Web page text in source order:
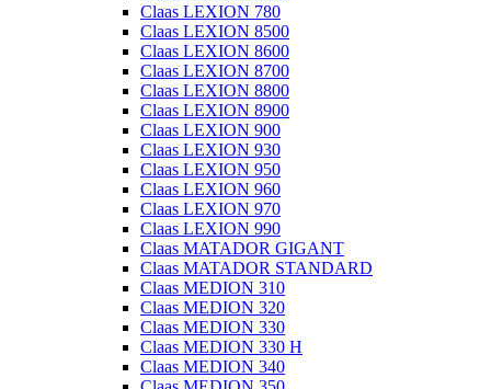
Claas LEXION 780
Claas LEXION 8500
Claas LEXION 8600
Claas LEXION 8700
Claas LEXION 8800
Claas LEXION 8900
Claas LEXION 900
Claas LEXION 930
Claas LEXION 950
Claas LEXION 960
Claas LEXION 970
Claas LEXION 990
Claas MATADOR GIGANT
Claas MATADOR STANDARD
Claas MEDION 310
Claas MEDION 320
Claas MEDION 330
Claas MEDION 330 H
Claas MEDION 340